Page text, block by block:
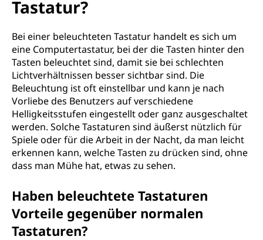
Tastatur?
Bei einer beleuchteten Tastatur handelt es sich um
eine Computertastatur, bei der die Tasten hinter den
Tasten beleuchtet sind, damit sie bei schlechten
Lichtverhältnissen besser sichtbar sind. Die
Beleuchtung ist oft einstellbar und kann je nach
Vorliebe des Benutzers auf verschiedene
Helligkeitsstufen eingestellt oder ganz ausgeschaltet
werden. Solche Tastaturen sind äußerst nützlich für
Spiele oder für die Arbeit in der Nacht, da man leicht
erkennen kann, welche Tasten zu drücken sind, ohne
dass man Mühe hat, etwas zu sehen.
Haben beleuchtete Tastaturen
Vorteile gegenüber normalen
Tastaturen?